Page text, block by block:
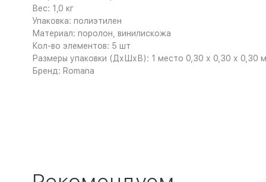
Вес: 1,0 кг
Упаковка: полиэтилен
Материал: поролон, винилискожа
Кол-во элементов: 5 шт
Размеры упаковки (ДхШхВ): 1 место 0,30 х 0,30 х 0,30 м
Бренд: Romana